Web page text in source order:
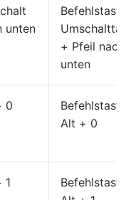
unten
Befehlstaste
+ Pfeil nach
unten
0
Befehlstaste
Alt + 0
1
Befehlstaste